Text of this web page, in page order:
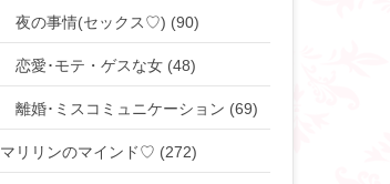
夜の事情(セックス♡) (90)
恋愛･モテ・ゲスな女 (48)
離婚･ミスコミュニケーション (69)
マリリンのマインド♡ (272)